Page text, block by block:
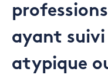
ayant suivi
atypique